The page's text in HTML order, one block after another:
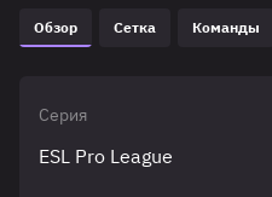
Обзор Сетка Команды
Серия
ESL Pro League